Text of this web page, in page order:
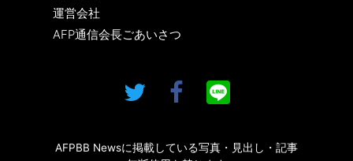
運営会社
AFP通信会長ごあいさつ
AFPBB Newsに掲載している写真・見出し・記事